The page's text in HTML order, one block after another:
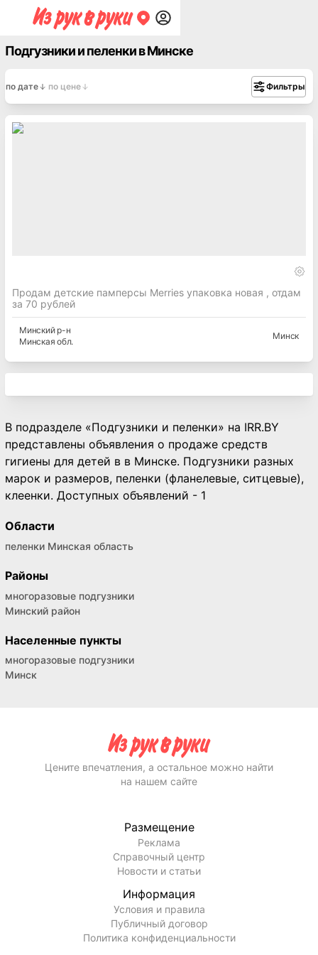
Подгузники и пеленки в Минске
по дате по цене Фильтры
Продам детские памперсы Merries упаковка новая , отдам
за 70 рублей
Минскийр-н
Минская обл.
Минск
В подразделе «Подгузники и пеленки» на IRR.BY
представлены объявления о продаже средств
гигиены для детей в в Минске. Подгузники разных
марок и размеров, пеленки (фланелевые, ситцевые),
клеенки. Доступных объявлений - 1
Области
пеленки Минская область
Районы
многоразовые подгузники
Минский район
Населенные пункты
многоразовые подгузники
Минск
Цените впечатления, а остальное можно найти
на нашем сайте
Размещение
Реклама
Справочный центр
Новости и статьи
Информация
Условия и правила
Публичный договор
Политика конфиденциальности